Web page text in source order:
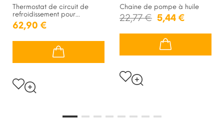
Thermostat de circuit de
refroidissement pour...
62,90 €
Chaine de pompe à huile
22,77 € 5,44 €